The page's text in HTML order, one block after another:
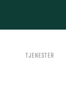
TJENESTER